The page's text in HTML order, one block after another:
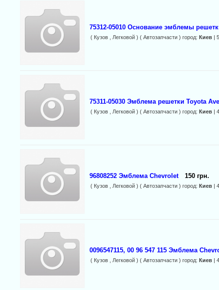
75312-05010 Основание эмблемы
( Кузов , Легковой ) ( Автозапчасти ) город: Киев|
75311-05030 Эмблема решетки Toyota
( Кузов , Легковой ) ( Автозапчасти ) город: Киев|
96808252 Эмблема Chevrolet 150 грн.
( Кузов , Легковой ) ( Автозапчасти ) город: Киев|
0096547115, 00 96 547 115 Эмблема
( Кузов , Легковой ) ( Автозапчасти ) город: Киев|